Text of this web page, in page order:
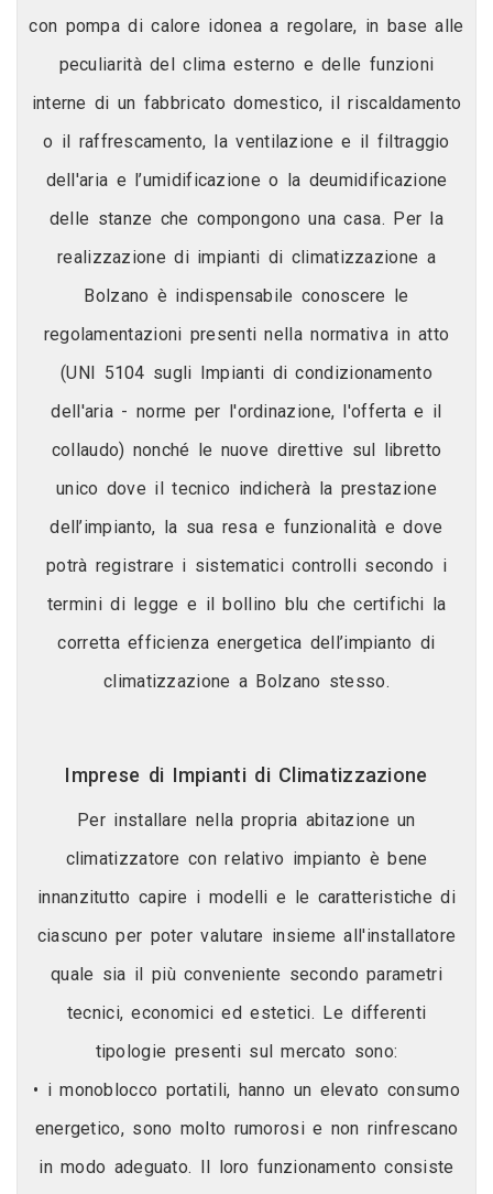
con pompa di calore idonea a regolare, in base alle
peculiarità del clima esterno e delle funzioni
interne di un fabbricato domestico, il riscaldamento
o il raffrescamento, la ventilazione e il filtraggio
dell'aria e l’umidificazione o la deumidificazione
delle stanze che compongono una casa. Per la
realizzazione di impianti di climatizzazione a
Bolzano è indispensabile conoscere le
regolamentazioni presenti nella normativa in atto
(UNI 5104 sugli Impianti di condizionamento
dell'aria - norme per l'ordinazione, l'offerta e il
collaudo) nonché le nuove direttive sul libretto
unico dove il tecnico indicherà la prestazione
dell’impianto, la sua resa e funzionalità e dove
potrà registrare i sistematici controlli secondo i
termini di legge e il bollino blu che certifichi la
corretta efficienza energetica dell’impianto di
climatizzazione a Bolzano stesso.
Imprese di Impianti di Climatizzazione
Per installare nella propria abitazione un
climatizzatore con relativo impianto è bene
innanzitutto capire i modelli e le caratteristiche di
ciascuno per poter valutare insieme all'installatore
quale sia il più conveniente secondo parametri
tecnici, economici ed estetici. Le differenti
tipologie presenti sul mercato sono:
• i monoblocco portatili, hanno un elevato consumo
energetico, sono molto rumorosi e non rinfrescano
in modo adeguato. Il loro funzionamento consiste